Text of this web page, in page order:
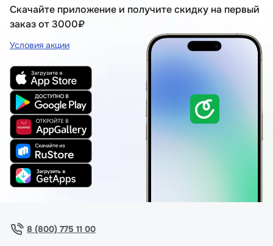
Скачайте приложение и получите скидку на первый
заказ от 3000₽
Условия акции
8 (800) 775 11 00